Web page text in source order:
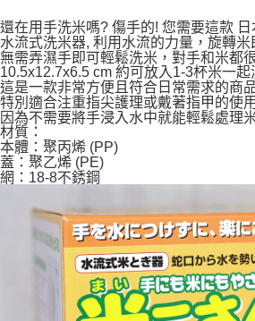
每筆NT$100，滿NT$999(含以上)免運費
還在用手洗米嗎? 傷手的! 您需要這款 日
水流式洗米器, 利用水流的力量，旋轉米
無需弄濕手即可輕鬆洗米，對手和米都
10.5x12.7x6.5 cm 約可放入1-3杯米一起
這是一款非常方便且符合日常需求的商
特別適合注重指尖護理或戴著指甲的使
因為不需要將手浸入水中就能輕鬆處理
材質：
本體：聚丙烯 (PP)
蓋：聚乙烯 (PE)
網：18-8不銹鋼